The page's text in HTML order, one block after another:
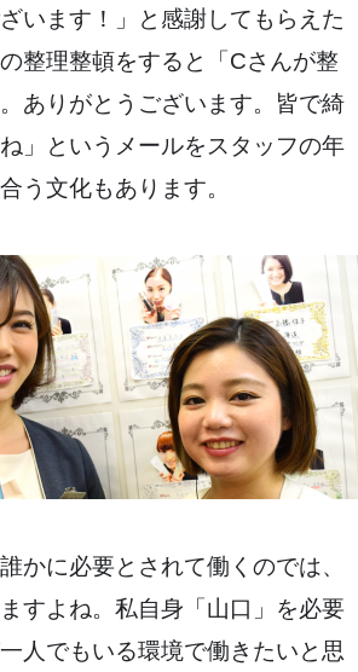
います！」と感謝してもらえた
整理整頓をすると「Cさんが整
ありがとうございます。皆で綺
」というメールをスタッフの年
う文化もあります。
かに必要とされて働くのでは、
すよね。私自身「山口」を必要
人でもいる環境で働きたいと思